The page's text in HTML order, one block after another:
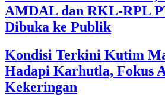
AMDAL dan RKL-RPL
Dibuka ke Publik
Kondisi Terkini Kutim
Hadapi Karhutla, Fokus
Kekeringan